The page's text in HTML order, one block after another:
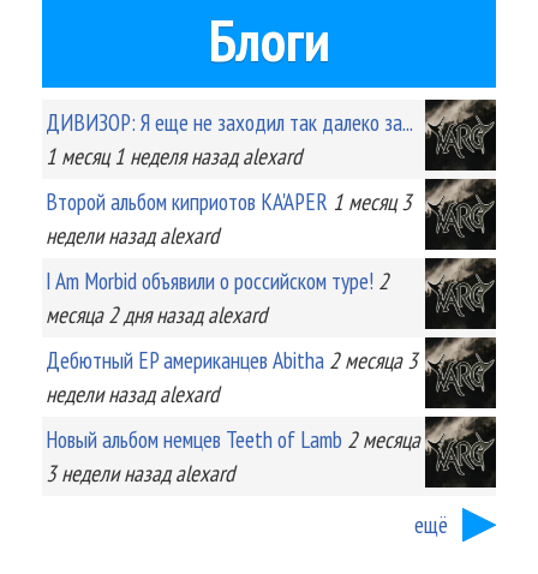
Блоги
ДИВИЗОР: Я еще не заходил так далеко за...
1 месяц 1 неделяназад alexard
Второй альбом киприотов KA'APER 1 месяц 3
неделиназад alexard
I Am Morbid объявили о российском туре! 2
месяца 2 дняназад alexard
Дебютный EP американцев Abitha 2 месяца 3
неделиназад alexard
Новый альбом немцев Teeth of Lamb 2 месяца
3 неделиназад alexard
ещё